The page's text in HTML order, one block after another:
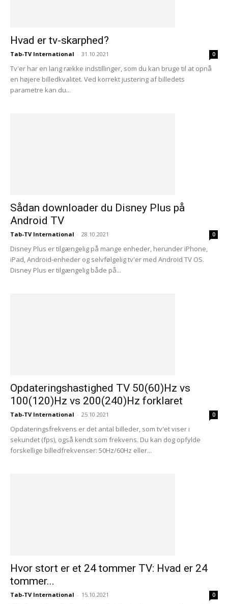
Hvad er tv-skarphed?
Tab-TV International - 31.10.2021 0
Tv'er har en lang række indstillinger, som du kan bruge til at opnå
en højere billedkvalitet. Ved korrekt justering af billedets
parametre kan du...
Sådan downloader du Disney Plus på
Android TV
Tab-TV International - 28.10.2021 0
Disney Plus er tilgængelig på mange enheder, herunder iPhone,
iPad, Android-enheder og selvfølgelig tv'er med Android TV OS.
Disney Plus er tilgængelig både på...
Opdateringshastighed TV 50(60)Hz vs
100(120)Hz vs 200(240)Hz forklaret
Tab-TV International - 25.10.2021 0
Opdateringsfrekvens er det antal billeder, som tv'et viser i
sekundet (fps), også kendt som frekvens. Du kan dog opfylde
forskellige billedfrekvenser: 50Hz/60Hz eller...
Hvor stort er et 24 tommer TV: Hvad er 24
tommer...
Tab-TV International - 15.10.2021 0